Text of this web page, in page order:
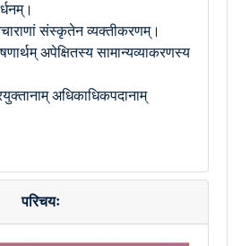
संस्कृतेन व्यक्तीकरणम्।
अपेक्षितस्य सामान्यव्याकरणस्य
अधिकाधिकपदानाम्
परिचयः